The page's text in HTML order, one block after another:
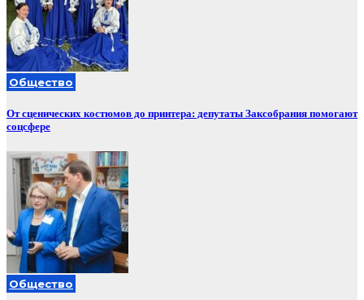
Общество
От сценических костюмов до принтера: депутаты Заксобрания помогают
соцсфере
Общество